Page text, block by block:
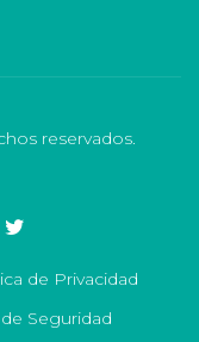
reservados.
de Privacidad
Seguridad